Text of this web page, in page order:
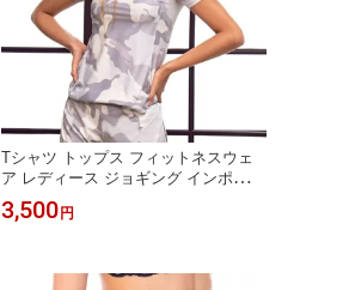
Tシャツ トップス フィットネスウェ
ア レディース ジョギング インポート
ヨガ 迷彩柄 かわいい ヨガ トレーニ
ング トップス 海外 ファッション 直
3,500 円